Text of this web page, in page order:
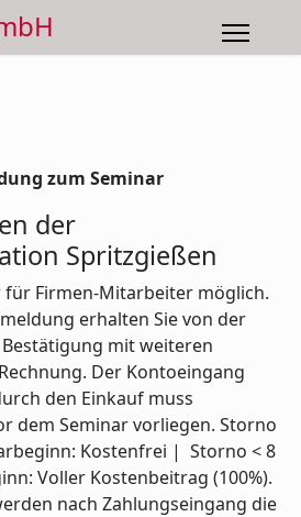
zum Seminar
der
Spritzgießen
für Firmen-Mitarbeiter möglich.
erhalten Sie von der
Bestätigung mit weiteren
Der Kontoeingang
den Einkauf muss
dem Seminar vorliegen. Storno
Kostenfrei | Storno < 8
Voller Kostenbeitrag (100%).
nach Zahlungseingang die